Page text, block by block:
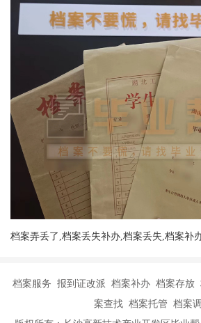
档案弄丢了,档案丢失补办,档案丢失,档案补
档案服务 报到证改派 档案补办 档案存放
案查找 档案托管 档案